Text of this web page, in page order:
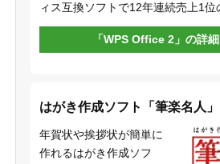
ィス互換ソフトで12年連続売上1位
「WPS Office 2」の詳
はがき作成ソフト「筆楽名人」
年賀状や挨拶状が簡単に
作れるはがき作成ソフ